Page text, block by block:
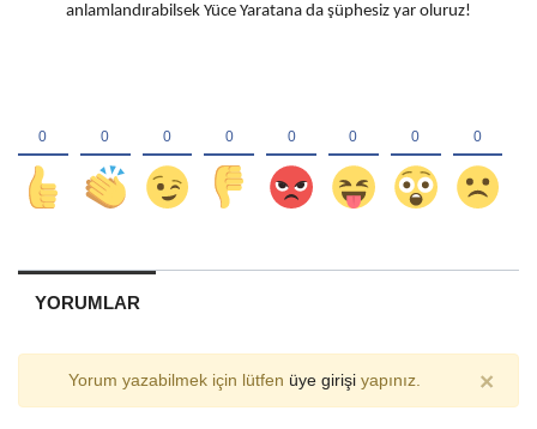
anlamlandırabilsek Yüce Yaratana da şüphesiz yar oluruz!
YORUMLAR
Yorum yazabilmek için lütfen üye girişiyapınız. ×